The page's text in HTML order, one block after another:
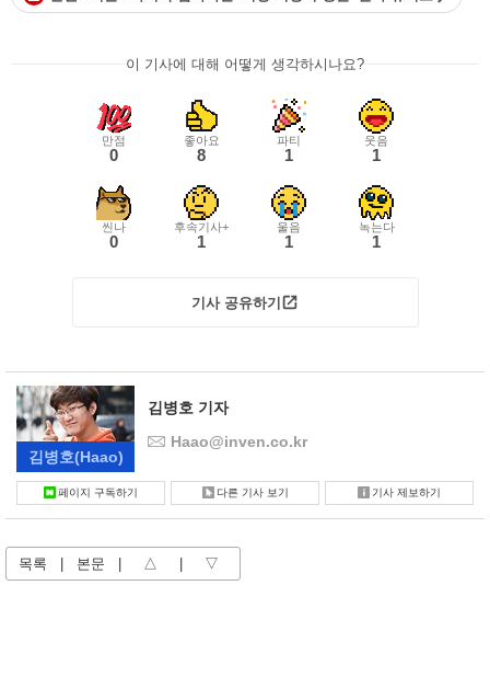
이 기사에 대해 어떻게 생각하시나요?
만점
0
좋아요
8
파티
1
웃음
1
씬나
0
후속기사+
1
울음
1
녹는다
1
기사 공유하기
김병호(Haao)
김병호 기자
Haao@inven.co.kr
페이지 구독하기 다른 기사 보기 기사 제보하기
목록 본문 △ ▽